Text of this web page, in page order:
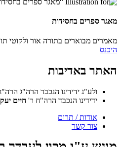
מאגר ספרים בחסידות
מאמרים מבוארים בתורה אור ולקוטי
היכנס
האתר באדיבות
ולע"נ ידידינו הנכבד הרה"ג
ידידינו הנכבד הרה"ח ר' חיים
אודות / תרום
צור קשר